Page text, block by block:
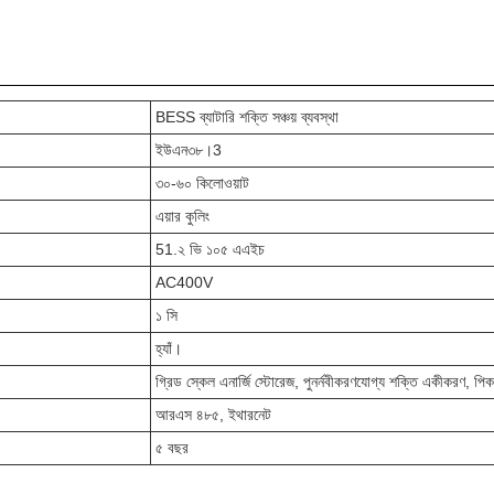
BESS ব্যাটারি শক্তি সঞ্চয় ব্যবস্থা
ইউএন৩৮।3
৩০-৬০ কিলোওয়াট
এয়ার কুলিং
51.২ ভি ১০৫ এএইচ
AC400V
১ সি
হ্যাঁ।
গ্রিড স্কেল এনার্জি স্টোরেজ, পুনর্নবীকরণযোগ্য শক্তি একীকরণ, পিক
আরএস ৪৮৫, ইথারনেট
৫ বছর